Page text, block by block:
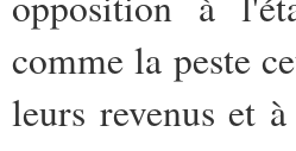
comme la peste
leurs revenus et